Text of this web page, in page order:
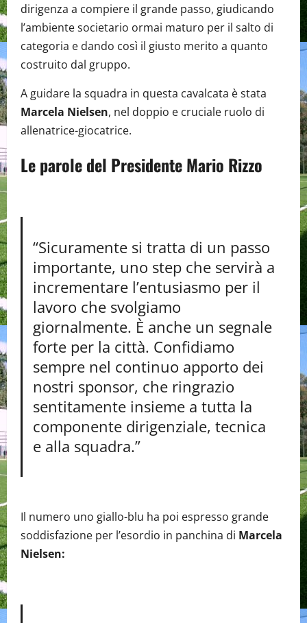
dirigenza a compiere il grande passo, giudicando
l’ambiente societario ormai maturo per il salto di
categoria e dando così il giusto merito a quanto
costruito dal gruppo.
A guidare la squadra in questa cavalcata è stata
Marcela Nielsen, nel doppio e cruciale ruolo di
allenatrice-giocatrice.
Le parole del Presidente Mario Rizzo
“Sicuramente si tratta di un passo
importante, uno step che servirà a
incrementare l’entusiasmo per il
lavoro che svolgiamo
giornalmente. È anche un segnale
forte per la città. Confidiamo
sempre nel continuo apporto dei
nostri sponsor, che ringrazio
sentitamente insieme a tutta la
componente dirigenziale, tecnica
e alla squadra.”
Il numero uno giallo-blu ha poi espresso grande
soddisfazione per l’esordio in panchina di Marcela
Nielsen: